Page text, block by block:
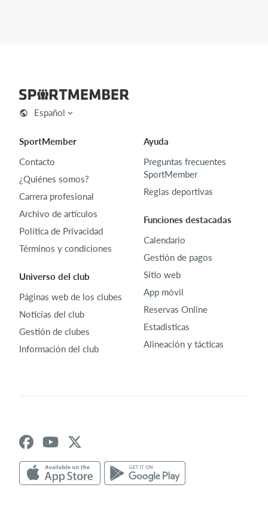
Español
SportMember
Contacto
¿Quiénes somos?
Carrera profesional
Archivo de artículos
Política de Privacidad
Términos y condiciones
Universo del club
Páginas web de los clubes
Noticias del club
Gestión de clubes
Información del club
Ayuda
Preguntas frecuentes
SportMember
Reglas deportivas
Funciones destacadas
Calendario
Gestión de pagos
Sitio web
App móvil
Reservas Online
Estadisticas
Alineación y tácticas